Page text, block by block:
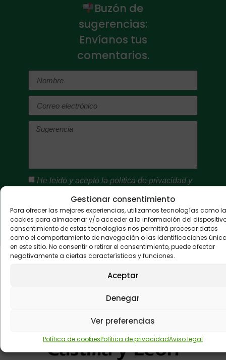
Gestionar consentimiento
Para ofrecer las mejores experiencias, utilizamos tecnologías como
cookies para almacenar y/o acceder a la información del
consentimiento de estas tecnologías nos permitirá procesar datos
como el comportamiento de navegación o las identificaciones
en este sitio. No consentir o retirar el consentimiento, puede afectar
negativamente a ciertas características y funciones.
Aceptar
Denegar
Ver preferencias
Política de cookiesPolítica de privacidadAviso legal
Buzón de
sugerencias:
Envíanos tus
comentarios.
He leído y acepto la política de privacidad y
Enviar
Alternative:
Colaboradores